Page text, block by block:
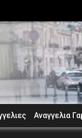
Αναγγελια